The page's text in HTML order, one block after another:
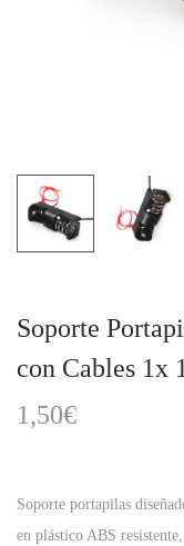
Soporte
con Cables 1x
1,50€
Soporte portapilas
en plástico ABS